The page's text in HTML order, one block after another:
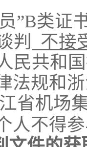
”B类证
判
不接
民共和
法规和
省机场
人不得